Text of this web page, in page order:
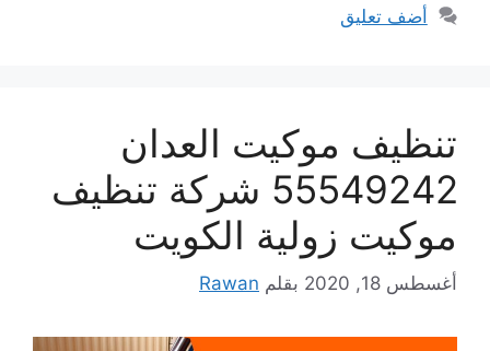
أضف تعليق
تنظيف موكيت العدان
55549242 شركة تنظيف
موكيت زولية الكويت
أغسطس 18, 2020 بقلم Rawan